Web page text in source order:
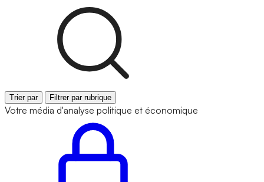
Trier par Filtrer par rubrique
Votre média d'analyse politique et économique